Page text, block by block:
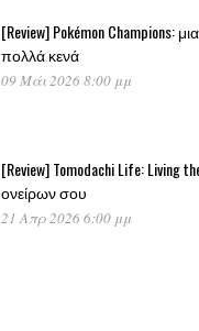
[Review] Pokémon Champions:
πολλά κενά
09 Μάι 2026 8:00 μμ
[Review] Tomodachi Life: Living
ονείρων σου
21 Απρ 2026 6:00 μμ